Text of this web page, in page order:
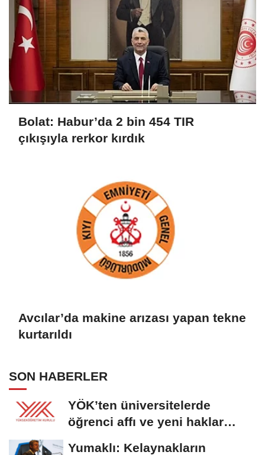
Bolat: Habur’da 2 bin 454 TIR
çıkışıyla rerkor kırdık
Avcılar’da makine arızası yapan tekne
kurtarıldı
SON HABERLER
YÖK’ten üniversitelerde
öğrenci affı ve yeni haklar
Yumaklı: Kelaynakların